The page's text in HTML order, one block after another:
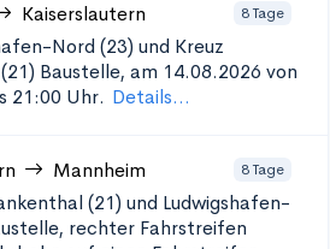
Kaiserslautern 8 Tage
Nord (23) und Kreuz
Baustelle, am 14.08.2026 von
21:00 Uhr. Details...
Mannheim 8 Tage
(21) und Ludwigshafen-
rechter Fahrstreifen